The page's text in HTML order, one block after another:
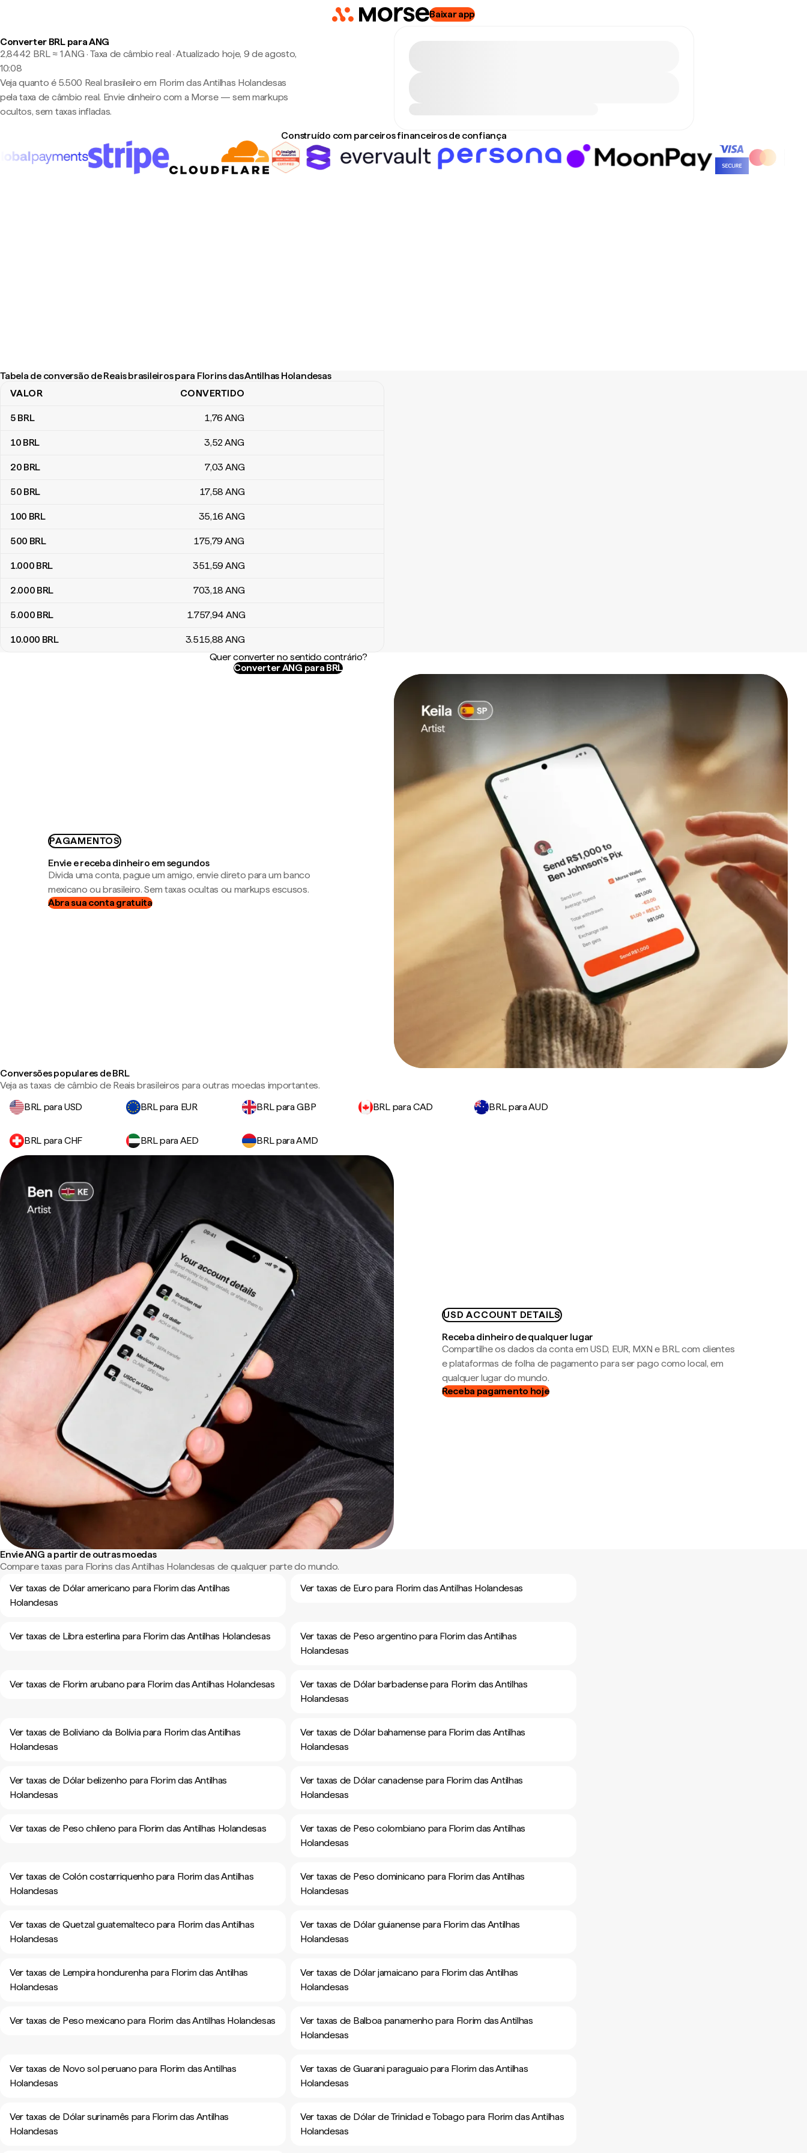
Baixar app
Converter BRL para ANG
2,8442 BRL ≈ 1 ANG · Taxa de câmbio real ·Atualizado hoje, 9 de agosto,
10:08
Veja quanto é 5.500 Real brasileiro em Florim das Antilhas Holandesas
pela taxa de câmbio real. Envie dinheiro com a Morse — sem markups
ocultos, sem taxas infladas.
Construído com parceiros financeiros de confiança
Tabela de conversão de Reais brasileiros para Florins das Antilhas Holandesas
Tabela de conversão de Reais brasileiros para Florins das Antilhas Holandesas
VALOR CONVERTIDO
5 BRL 1,76 ANG
10 BRL 3,52ANG
20 BRL 7,03 ANG
50 BRL 17,58 ANG
100 BRL 35,16 ANG
500 BRL 175,79 ANG
1.000 BRL 351,59 ANG
2.000 BRL 703,18 ANG
5.000 BRL 1.757,94 ANG
10.000 BRL 3.515,88 ANG
Quer converter no sentido contrário?
Converter ANG para BRL
PAGAMENTOS
Envie e receba dinheiro em segundos
Divida uma conta, pague um amigo, envie direto para um banco
mexicano ou brasileiro. Sem taxas ocultas ou markups escusos.
Abra sua conta gratuita
Conversões populares de BRL
Veja as taxas de câmbio de Reais brasileiros para outras moedas importantes.
BRL para USD
BRL para EUR BRL para GBP BRL para CAD BRL para AUD
BRL para CHF BRL para AED BRL para AMD
USD ACCOUNT DETAILS
Receba dinheiro de qualquer lugar
Compartilhe os dados da conta em USD, EUR, MXN e BRL com clientes
e plataformas de folha de pagamento para ser pago como local, em
qualquer lugar do mundo.
Receba pagamento hoje
Envie ANG a partir de outras moedas
Compare taxas para Florins das Antilhas Holandesas de qualquer parte do mundo.
Ver taxas de Dólar americano para Florim das Antilhas
Holandesas
Ver taxas de Euro para Florim das Antilhas Holandesas
Ver taxas de Libra esterlina para Florim das Antilhas Holandesas
Ver taxas de Peso argentino para Florim das Antilhas
Holandesas
Ver taxas de Florim arubano para Florim das Antilhas Holandesas
Ver taxas de Dólar barbadense para Florim das Antilhas
Holandesas
Ver taxas de Boliviano da Bolívia para Florim das Antilhas
Holandesas
Ver taxas de Dólar bahamense para Florim das Antilhas
Holandesas
Ver taxas de Dólar belizenho para Florim das Antilhas
Holandesas
Ver taxas de Dólar canadense para Florim das Antilhas
Holandesas
Ver taxas de Peso chileno para Florim das Antilhas Holandesas
Ver taxas de Peso colombiano para Florim das Antilhas
Holandesas
Ver taxas de Colón costarriquenho para Florim das Antilhas
Holandesas
Ver taxas de Peso dominicano para Florim das Antilhas
Holandesas
Ver taxas de Quetzal guatemalteco para Florim das Antilhas
Holandesas
Ver taxas de Dólar guianense para Florim das Antilhas
Holandesas
Ver taxas de Lempira hondurenha para Florim das Antilhas
Holandesas
Ver taxas de Dólar jamaicano para Florim das Antilhas
Holandesas
Ver taxas de Peso mexicano para Florim das Antilhas Holandesas
Ver taxas de Balboa panamenho para Florim das Antilhas
Holandesas
Ver taxas de Novo sol peruano para Florim das Antilhas
Holandesas
Ver taxas de Guarani paraguaio para Florim das Antilhas
Holandesas
Ver taxas de Dólar surinamês para Florim das Antilhas
Holandesas
Ver taxas de Dólar de Trinidad e Tobago para Florim das Antilhas
Holandesas